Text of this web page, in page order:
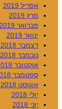
אפריל 2019
מרץ 2019
פברואר 2019
ינואר 2019
דצמבר 2018
נובמבר 2018
אוקטובר 2018
ספטמבר 2018
אוגוסט 2018
יולי 2018
יוני 2018